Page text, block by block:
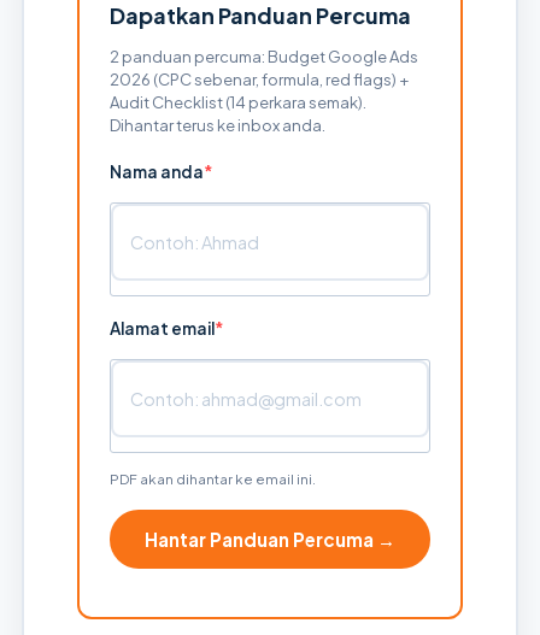
Dapatkan Panduan Percuma
2 panduan percuma: Budget Google Ads
2026 (CPC sebenar, formula, red flags) +
Audit Checklist (14 perkara semak).
Dihantar terus ke inbox anda.
Nama anda
Alamat email
PDF akan dihantar ke email ini.
Hantar Panduan Percuma →